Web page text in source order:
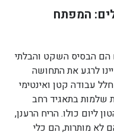
המפתח
הם הבסיס השקט והבלתי
לרגע את התחושה
עבודה קטן ואינטימי
שלמות בתאגיד רחב
ליום כולו. הריח הרענן,
מותרות, הם כלי